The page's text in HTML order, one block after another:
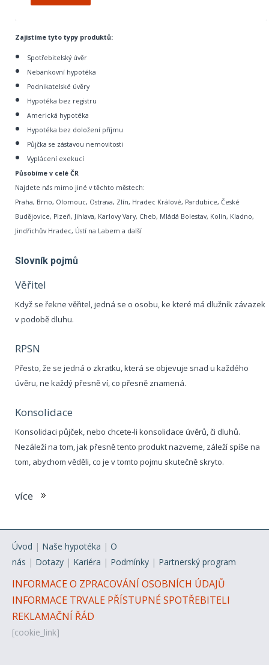
Zajistíme tyto typy produktů:
Spotřebitelský úvěr
Nebankovní hypotéka
Podnikatelské úvěry
Hypotéka bez registru
Americká hypotéka
Hypotéka bez doložení příjmu
Půjčka se zástavou nemovitosti
Vyplácení exekucí
Působíme v celé ČR
Najdete nás mimo jiné v těchto městech:
Praha, Brno, Olomouc, Ostrava, Zlín, Hradec Králové, Pardubice, České
Budějovice, Plzeň, Jihlava, Karlovy Vary, Cheb, Mládá Bolestav, Kolín, Kladno,
Jindřichův Hradec, Ústí na Labem a další
Slovník pojmů
Věřitel
Když se řekne věřitel, jedná se o osobu, ke které má dlužník závazek
v podobě dluhu.
RPSN
Přesto, že se jedná o zkratku, která se objevuje snad u každého
úvěru, ne každý přesně ví, co přesně znamená.
Konsolidace
Konsolidaci půjček, nebo chcete-li konsolidace úvěrů, či dluhů.
Nezáleží na tom, jak přesně tento produkt nazveme, záleží spíše na
tom, abychom věděli, co je v tomto pojmu skutečně skryto.
více
Úvod | Naše hypotéka | O
nás | Dotazy | Kariéra | Podmínky | Partnerský program
INFORMACE O ZPRACOVÁNÍ OSOBNÍCH ÚDAJŮ
INFORMACE TRVALE PŘÍSTUPNÉ SPOTŘEBITELI
REKLAMAČNÍ ŘÁD
[cookie_link]